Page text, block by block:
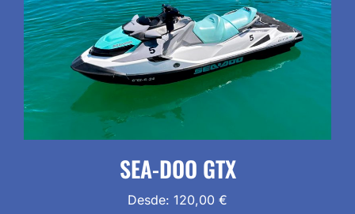
SEA-DOO GTX
Desde: 120,00 €